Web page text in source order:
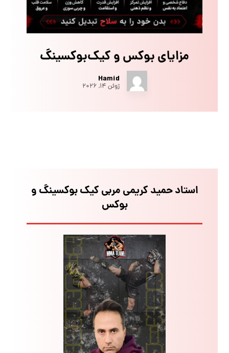
مزایای بوکس و کیک‌بوکسینگ
Hamid
ژوئن ۱۴, ۲۰۲۶
استاد حمید کریمی مربی کیک بوکسینگ و
بوکس